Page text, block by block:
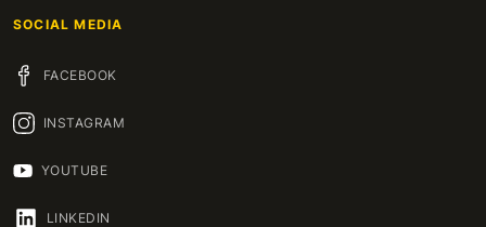
SOCIAL MEDIA
FACEBOOK
INSTAGRAM
YOUTUBE
LINKEDIN